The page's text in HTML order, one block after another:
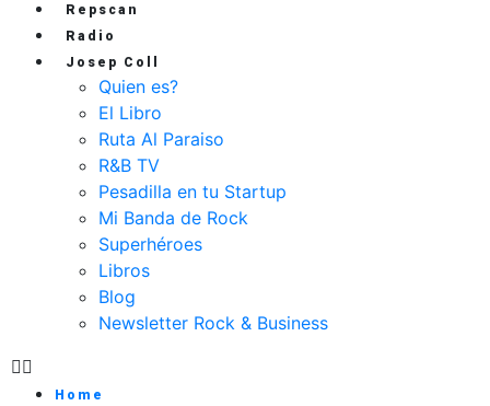
Repscan
Radio
Josep Coll
Quien es?
El Libro
Ruta Al Paraiso
R&B TV
Pesadilla en tu Startup
Mi Banda de Rock
Superhéroes
Libros
Blog
Newsletter Rock & Business
Home